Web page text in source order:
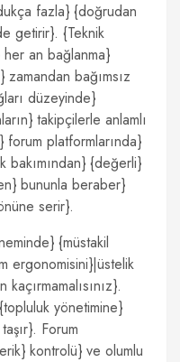
fazla} {doğrudan
getirir}. {Teknik
her an bağlanma}
zamandan bağımsız
düzeyinde}
takipçilerle anlamlı
forum platformlarında}
bakımından} {değerli}
bununla beraber}
serir}.
{müstakil
ergonomisini}|üstelik
{topluluk yönetimine}
Forum
kontrolü} ve olumlu